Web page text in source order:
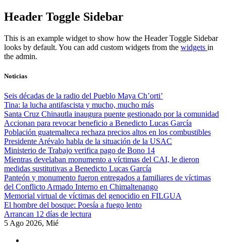
Skip
to
Header Toggle Sidebar
This is an example widget to show how the Header Toggle Sidebar
looks by default. You can add custom widgets from the widgets in
the admin.
Noticias
Seis décadas de la radio del Pueblo Maya Ch’orti’
Tina: la lucha antifascista y mucho, mucho más
Santa Cruz Chinautla inaugura puente gestionado por la comunidad
Accionan para revocar beneficio a Benedicto Lucas García
Población guatemalteca rechaza precios altos en los combustibles
Presidente Arévalo habla de la situación de la USAC
Ministerio de Trabajo verifica pago de Bono 14
Mientras develaban monumento a víctimas del CAI, le dieron
medidas sustitutivas a Benedicto Lucas García
Panteón y monumento fueron entregados a familiares de víctimas
del Conflicto Armado Interno en Chimaltenango
Memorial virtual de víctimas del genocidio en FILGUA
El hombre del bosque: Poesía a fuego lento
Arrancan 12 días de lectura
5 Ago 2026, Mié